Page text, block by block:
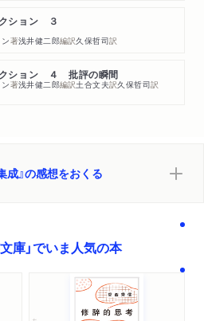
ション ３
著浅井健二郎編訳久保哲司訳
ション ４ 批評の瞬間
著浅井健二郎編訳土合文夫訳久保哲司訳
成』の感想をおくる
庫」でいま人気の本